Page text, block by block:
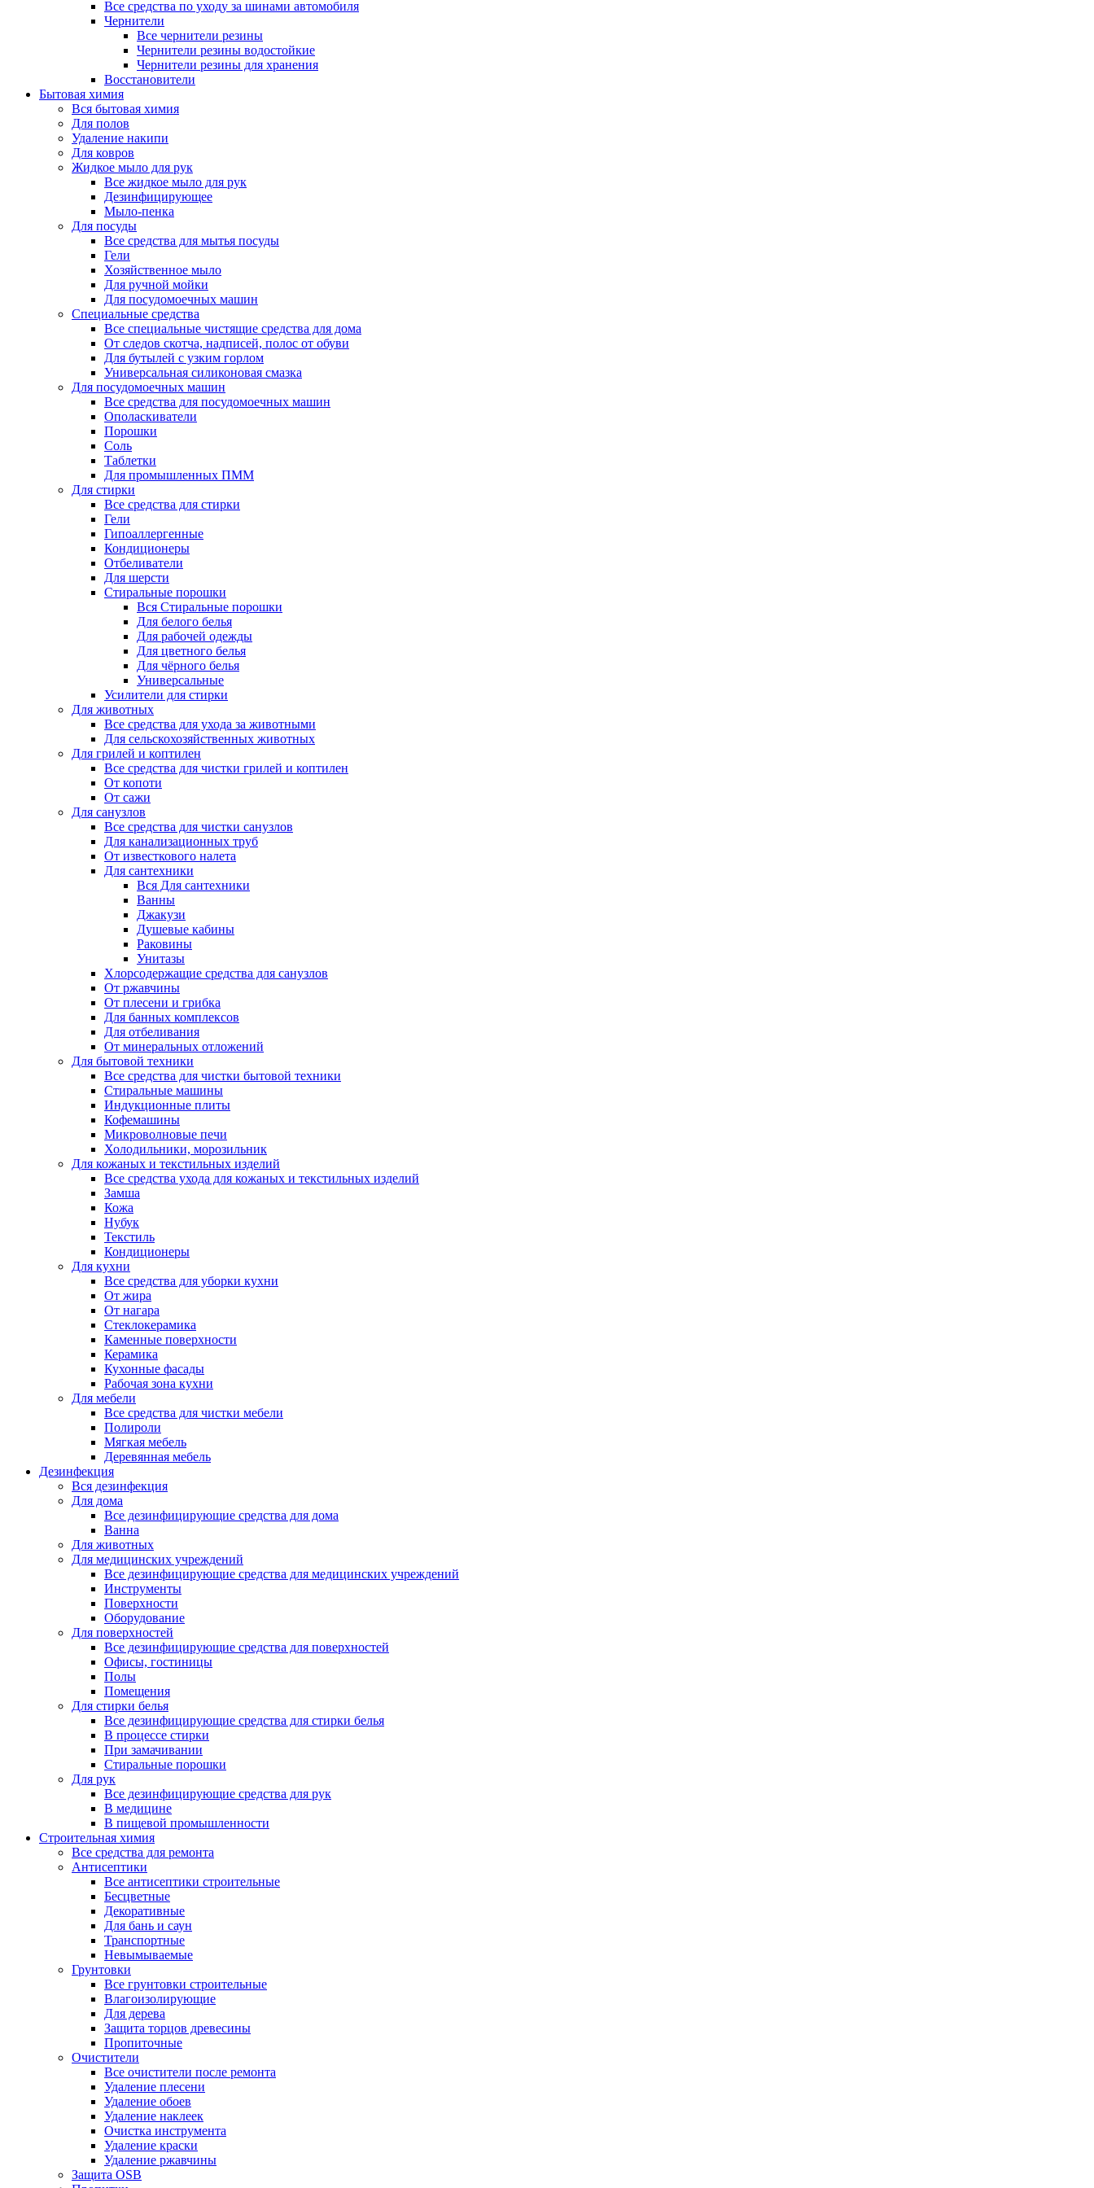
Все средства по уходу за шинами автомобиля
Чернители
Все чернители резины
Чернители резины водостойкие
Чернители резины для хранения
Восстановители
Бытовая химия
Вся бытовая химия
Для полов
Удаление накипи
Для ковров
Жидкое мыло для рук
Все жидкое мыло для рук
Дезинфицирующее
Мыло-пенка
Для посуды
Все средства для мытья посуды
Гели
Хозяйственное мыло
Для ручной мойки
Для посудомоечных машин
Специальные средства
Все специальные чистящие средства для дома
От следов скотча, надписей, полос от обуви
Для бутылей с узким горлом
Универсальная силиконовая смазка
Для посудомоечных машин
Все средства для посудомоечных машин
Ополаскиватели
Порошки
Соль
Таблетки
Для промышленных ПММ
Для стирки
Все средства для стирки
Гели
Гипоаллергенные
Кондиционеры
Отбеливатели
Для шерсти
Стиральные порошки
Вся Стиральные порошки
Для белого белья
Для рабочей одежды
Для цветного белья
Для чёрного белья
Универсальные
Усилители для стирки
Для животных
Все средства для ухода за животными
Для сельскохозяйственных животных
Для грилей и коптилен
Все средства для чистки грилей и коптилен
От копоти
От сажи
Для санузлов
Все средства для чистки санузлов
Для канализационных труб
От известкового налета
Для сантехники
Вся Для сантехники
Ванны
Джакузи
Душевые кабины
Раковины
Унитазы
Хлорсодержащие средства для санузлов
От ржавчины
От плесени и грибка
Для банных комплексов
Для отбеливания
От минеральных отложений
Для бытовой техники
Все средства для чистки бытовой техники
Стиральные машины
Индукционные плиты
Кофемашины
Микроволновые печи
Холодильники, морозильник
Для кожаных и текстильных изделий
Все средства ухода для кожаных и текстильных изделий
Замша
Кожа
Нубук
Текстиль
Кондиционеры
Для кухни
Все средства для уборки кухни
От жира
От нагара
Стеклокерамика
Каменные поверхности
Керамика
Кухонные фасады
Рабочая зона кухни
Для мебели
Все средства для чистки мебели
Полироли
Мягкая мебель
Деревянная мебель
Дезинфекция
Вся дезинфекция
Для дома
Все дезинфицирующие средства для дома
Ванна
Для животных
Для медицинских учреждений
Все дезинфицирующие средства для медицинских учреждений
Инструменты
Поверхности
Оборудование
Для поверхностей
Все дезинфицирующие средства для поверхностей
Офисы, гостиницы
Полы
Помещения
Для стирки белья
Все дезинфицирующие средства для стирки белья
В процессе стирки
При замачивании
Стиральные порошки
Для рук
Все дезинфицирующие средства для рук
В медицине
В пищевой промышленности
Строительная химия
Все средства для ремонта
Антисептики
Все антисептики строительные
Бесцветные
Декоративные
Для бань и саун
Транспортные
Невымываемые
Грунтовки
Все грунтовки строительные
Влагоизолирующие
Для дерева
Защита торцов древесины
Пропиточные
Очистители
Все очистители после ремонта
Удаление плесени
Удаление обоев
Удаление наклеек
Очистка инструмента
Удаление краски
Удаление ржавчины
Защита OSB